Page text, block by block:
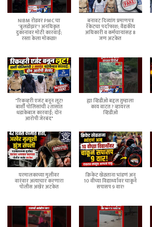
NIBM रोडवर PMC चा
'बुलडोझर'! अनधिकृत
दुकानांवर मोठी कारवाई;
रस्ता केला मोकळा!
बनावट दिव्यांग प्रमाणपत्र
रॅकेटचा पर्दाफाश; वैद्यकीय
अधिकारी व कर्मचाऱ्यांसह 8
जण अटकेत
"रिकव्हरी एजंट बनून लूट!
बार्शी पोलिसांची २ तासांत
धडाकेबाज कारवाई; दोन
आरोपी जेरबंद"
ह्या व्हिडीओ बद्दल तुम्हाला
काय वाटत ? व्हायरल
व्हिडीओ
घरमालकाच्या मुलीवर
वारंवार अत्याचार करणारा
पोलीस अखेर अटकेत
क्रिकेट खेळताना भांडणं अन्
10 वीच्या विद्यार्थ्यावर चाकूने
सपासप 9 वार!